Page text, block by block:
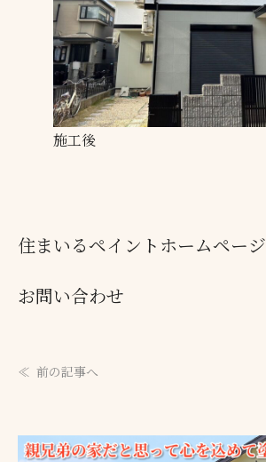
施工後
住まいるペイントホームページ
お問い合わせ
前の記事へ